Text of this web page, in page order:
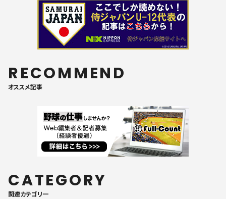
RECOMMEND
オススメ記事
CATEGORY
関連カテゴリ一